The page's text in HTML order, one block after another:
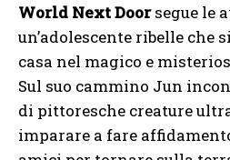
World Next Doorsegue le
un’adolescente ribelle che
casa nel magico e
Sul suo cammino Jun
di pittoresche creature
imparare a fare